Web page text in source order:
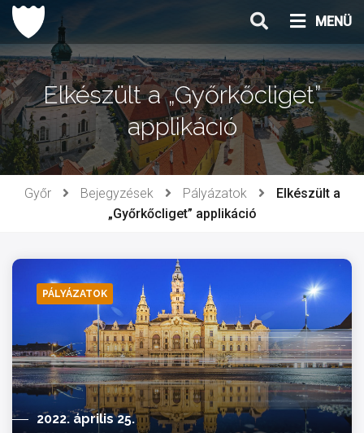
Ugrás
tartalomhoz
MENÜ
Elkészült a „Győrkőcliget”
applikáció
Győr Bejegyzések Pályázatok
Elkészült a
„Győrkőcliget” applikáció
PÁLYÁZATOK
2022. április 25.